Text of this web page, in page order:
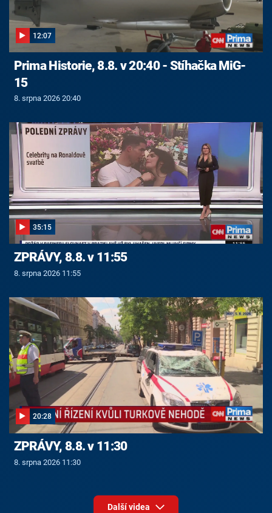
12:07
Prima Historie, 8.8. v 20:40 - Stíhačka MiG-
15
8. srpna 2026 20:40
35:15
ZPRÁVY, 8.8. v 11:55
8. srpna 2026 11:55
20:28
ZPRÁVY, 8.8. v 11:30
8. srpna 2026 11:30
Další videa